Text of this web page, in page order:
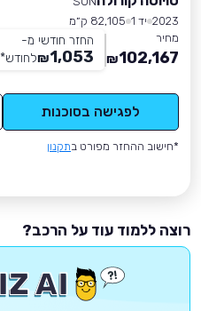
2023 יד 1
82,105 ק״מ
מחיר
102,167
₪
החזר חודשי מ-
1,053
₪לחודש*
לפגישה בסוכנות
*חישוב ההחזר מפורט בתקנון
רוצה ללמוד עוד על הרכב?